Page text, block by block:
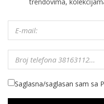
Saglasna/saglasan sam sa